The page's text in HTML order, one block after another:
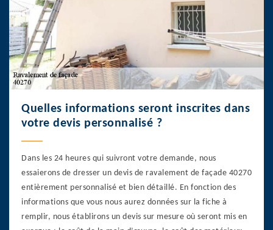
Quelles informations seront inscrites dans
votre devis personnalisé ?
Dans les 24 heures qui suivront votre demande, nous
essaierons de dresser un devis de ravalement de façade 40270
entièrement personnalisé et bien détaillé. En fonction des
informations que vous nous aurez données sur la fiche à
remplir, nous établirons un devis sur mesure où seront mis en